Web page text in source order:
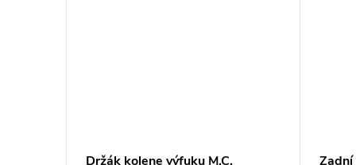
Držák kolene výfuku M.C.
Zadní